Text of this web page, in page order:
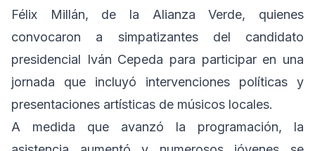
Félix Millán, de la Alianza Verde, quienes
convocaron a simpatizantes del candidato
presidencial Iván Cepeda para participar en una
jornada que incluyó intervenciones políticas y
presentaciones artísticas de músicos locales.
A medida que avanzó la programación, la